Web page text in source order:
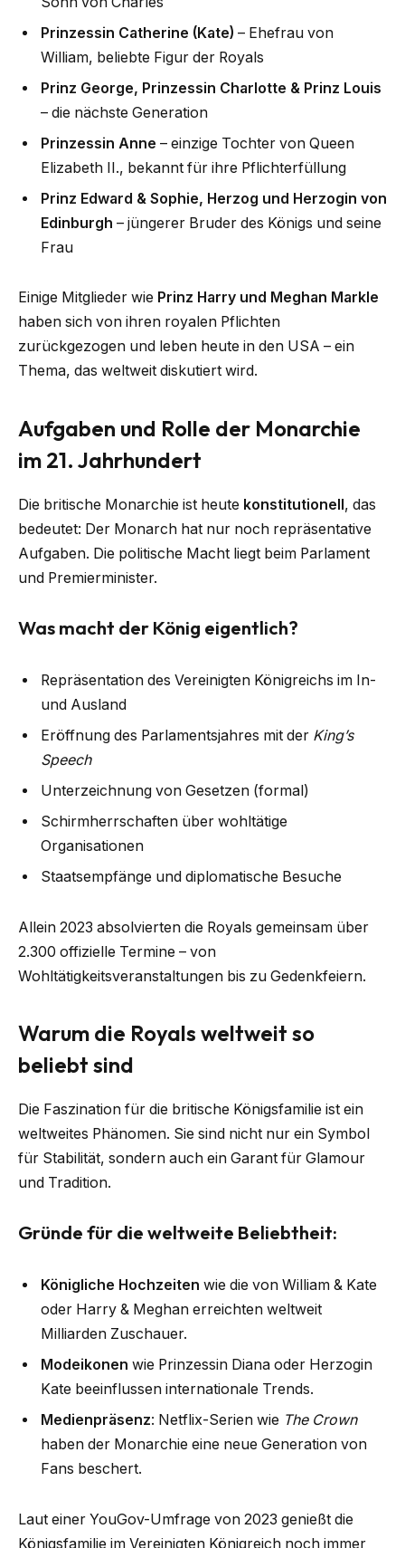
Prinzessin Catherine (Kate) – Ehefrau von
William, beliebte Figur der Royals
Prinz George, Prinzessin Charlotte & Prinz Louis
– die nächste Generation
Prinzessin Anne – einzige Tochter von Queen
Elizabeth II., bekannt für ihre Pflichterfüllung
Prinz Edward & Sophie, Herzog und Herzogin von
Edinburgh – jüngerer Bruder des Königs und seine
Frau
Einige Mitglieder wie Prinz Harry und Meghan Markle
haben sich von ihren royalen Pflichten
zurückgezogen und leben heute in den USA – ein
Thema, das weltweit diskutiert wird.
Aufgaben und Rolle der Monarchie
im 21. Jahrhundert
Die britische Monarchie ist heute konstitutionell, das
bedeutet: Der Monarch hat nur noch repräsentative
Aufgaben. Die politische Macht liegt beim Parlament
und Premierminister.
Was macht der König eigentlich?
Repräsentation des Vereinigten Königreichs im In-
und Ausland
Eröffnung des Parlamentsjahres mit der King’s
Speech
Unterzeichnung von Gesetzen (formal)
Schirmherrschaften über wohltätige
Organisationen
Staatsempfänge und diplomatische Besuche
Allein 2023 absolvierten die Royals gemeinsam über
2.300 offizielle Termine – von
Wohltätigkeitsveranstaltungen bis zu Gedenkfeiern.
Warum die Royals weltweit so
beliebt sind
Die Faszination für die britische Königsfamilie ist ein
weltweites Phänomen. Sie sind nicht nur ein Symbol
für Stabilität, sondern auch ein Garant für Glamour
und Tradition.
Gründe für die weltweite Beliebtheit:
Königliche Hochzeiten wie die von William & Kate
oder Harry & Meghan erreichten weltweit
Milliarden Zuschauer.
Modeikonen wie Prinzessin Diana oder Herzogin
Kate beeinflussen internationale Trends.
Medienpräsenz: Netflix-Serien wie The Crown
haben der Monarchie eine neue Generation von
Fans beschert.
Laut einer YouGov-Umfrage von 2023 genießt die
Königsfamilie im Vereinigten Königreich noch immer